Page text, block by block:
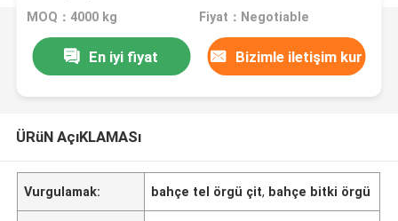
MOQ：4000 kg Fiyat：Negotiable
En iyi fiyat Bizimle iletişim kur
ÜRüN AçıKLAMASı
Vurgulamak: bahçe tel örgü çit, bahçe bitki örgü